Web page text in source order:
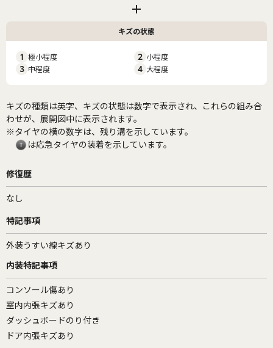
キズの状態
1 極小程度 2 小程度
3 中程度 4 大程度
キズの種類は英字、キズの状態は数字で表示され、これらの組み合
わせが、展開図中に表示されます。
※タイヤの横の数字は、残り溝を示しています。
は応急タイヤの装着を示しています。
修復歴
なし
特記事項
外装うすい線キズあり
内装特記事項
コンソール傷あり
室内内張キズあり
ダッシュボードのり付き
ドア内張キズあり